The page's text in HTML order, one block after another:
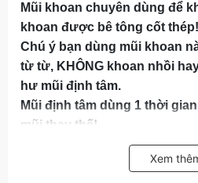
Mũi khoan chuyên dùng để
khoan được bê tông cốt thép!
Chú ý bạn dùng mũi khoan
từ từ, KHÔNG khoan nhồi
hư mũi định tâm.
Mũi định tâm dùng 1 thời
mũi thay thế!
Thân mũi: Thân mũi thường
cứng, đảm bảo độ bền và khả
Xem